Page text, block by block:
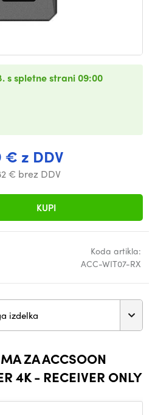
€ z DDV
€ brez DDV
KUPI
s spletne strani 09:00
Koda artikla:
ACC-WIT07-RX
izdelka
ZA ACCSOON
4K - RECEIVER ONLY